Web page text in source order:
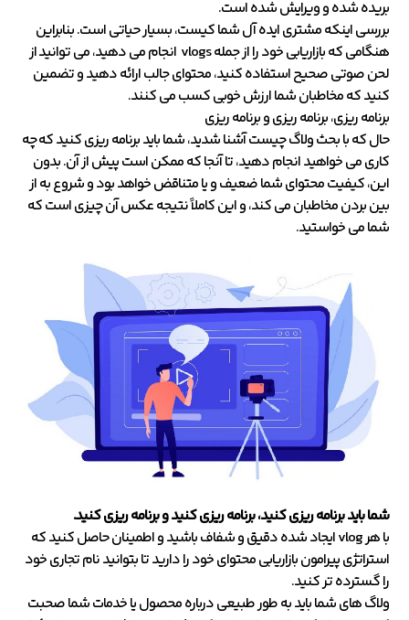
بریده شده و ویرایش شده است.
بررسی اینکه مشتری ایده آل شما کیست، بسیار حیاتی است. بنابراین
هنگامی که بازاریابی خود را از جمله vlogs انجام می دهید، می توانید از
لحن صوتی صحیح استفاده کنید، محتوای جالب ارائه دهید و تضمین
کنید که مخاطبان شما ارزش خوبی کسب می کنند.
برنامه ریزی، برنامه ریزی و برنامه ریزی
حال که با بحث ولاگ چیست آشنا شدید، شما باید برنامه ریزی کنید که چه
کاری می خواهید انجام دهید، تا آنجا که ممکن است پیش از آن. بدون
این، کیفیت محتوای شما ضعیف و یا متناقض خواهد بود و شروع به از
بین بردن مخاطبان می کند، و این کاملاً نتیجه عکس آن چیزی است که
شما می خواستید.
شما باید برنامه ریزی کنید، برنامه ریزی کنید و برنامه ریزی کنید.
با هر vlog ایجاد شده دقیق و شفاف باشید و اطمینان حاصل کنید که
استراتژی پیرامون بازاریابی محتوای خود را دارید تا بتوانید نام تجاری خود
را گسترده تر کنید.
ولاگ های شما باید به طور طبیعی درباره محصول یا خدمات شما صحبت